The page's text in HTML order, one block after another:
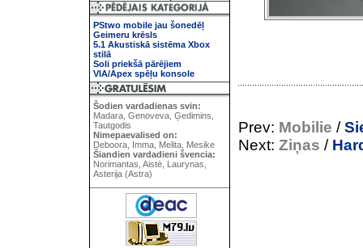
PStwo mobile jau šonedēļ
Geimeru krēsls
5.1 Akustiskā sistēma Xbox
stilā
Soli priekšā pārējiem
VIA/Apex spēļu konsole
Šodien vardadienas svin:
Madara, Genoveva, Ģedimins,
Tautgodis
Nimepaevalised on:
Deboora, Imma, Melita, Mesike
Šiandien vardadieni švencia:
Norimantas, Aistė, Laurynas,
Asterija (Astra)
Prev: Mobilie /
Next: Ziņas /